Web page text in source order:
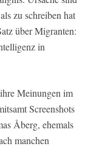
zu schreiben hat
über Migranten:
in
Meinungen im
Screenshots
Åberg, ehemals
manchen